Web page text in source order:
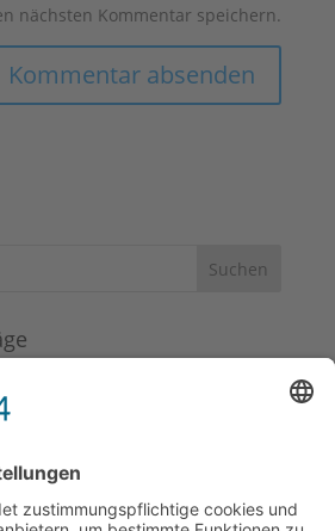
nächsten Kommentar speichern.